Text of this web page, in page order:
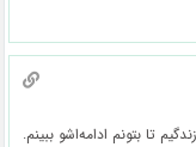
دنبال زندگیم تا بتونم ادامه‌اشو ببینم.